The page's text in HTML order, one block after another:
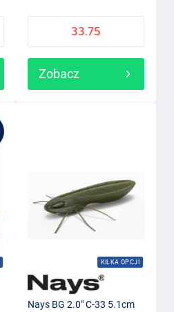
33.75
Zobacz
KILKA OPCJI
Nays BG 2.0" C-33 5.1cm